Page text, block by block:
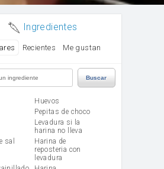
Ingredientes
Recientes Me gustan
Buscar
huevos
Pepitas de choco
Levadura si la
harina no lleva
sal
Harina de
reposteria con
levadura